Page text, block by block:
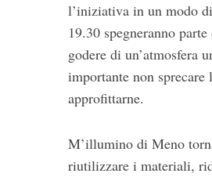
l’iniziativa in un modo
19.30 spegneranno
godere di un’atmosfera
importante non
approfittarne.
M’illumino di Meno
riutilizzare i materiali,
S
e
h
f